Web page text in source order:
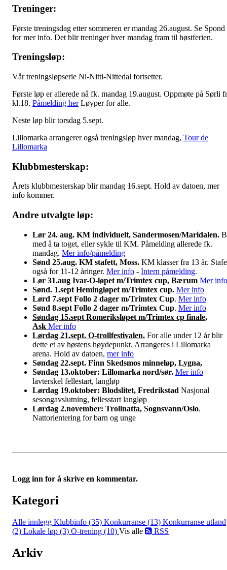
Treninger:
Første treningsdag etter sommeren er mandag 26.august. Se Spond
for mer info. Det blir treninger hver mandag fram til høstferien.
Treningsløp:
Vår treningsløpserie Ni-Nitti-Nittedal fortsetter.
Første løp er allerede nå fk. mandag 19.august. Oppmøte på Sørli
kl.18. Påmelding herLøyper for alle.
Neste løp blir torsdag 5.sept.
Lillomarka arrangerer også treningsløp hver mandag, Tour de
Lillomarka
Klubbmesterskap:
Årets klubbmesterskap blir mandag 16.sept. Hold av datoen, mer
info kommer.
Andre utvalgte løp:
Lør 24. aug. KM individuelt, Sandermosen/Maridalen.
med å ta toget, eller sykle til KM. Påmelding allerede fk.
mandag. Mer info/påmelding
Sønd 25.aug. KM stafett, Moss. KM klasser fra 13 år.
også for 11-12 åringer. Mer info - Intern påmelding.
Lør 31.aug Ivar-O-løpet m/Trimtex cup, Bærum Mer info
Sønd. 1.sept Hemingløpet m/Trimtex cup. Mer info
Lørd 7.sept Follo 2 dager m/Trimtex Cup. Mer info
Sønd 8.sept Follo 2 dager m/Trimtex Cup. Mer info
Søndag 15.sept Romeriksløpet m/Trimtex cp finale,
Ask Mer info
Lørdag 21.sept. O-trollfestivalen. For alle under 12 år blir
dette et av høstens høydepunkt. Arrangeres i Lillomarka
arena. Hold av datoen, mer info
Søndag 22.sept. Finn Skedsmos minneløp, Lygna,
Søndag 13.oktober: Lillomarka nord/sør. Mer info
lavterskel fellestart, langløp
Lørdag 19.oktober: Blodslitet, Fredrikstad Nasjonal
sesongavslutning, fellesstart langløp
Lørdag 2.november: Trollnatta, Sognsvann/Oslo.
Nattorientering for barn og unge
Logg inn for å skrive en kommentar.
Kategori
Alle innlegg Klubbinfo (35) Konkurranse (13) Konkurranse utland
(2) Lokale løp (3) O-trening (10) Vis alle RSS
Arkiv